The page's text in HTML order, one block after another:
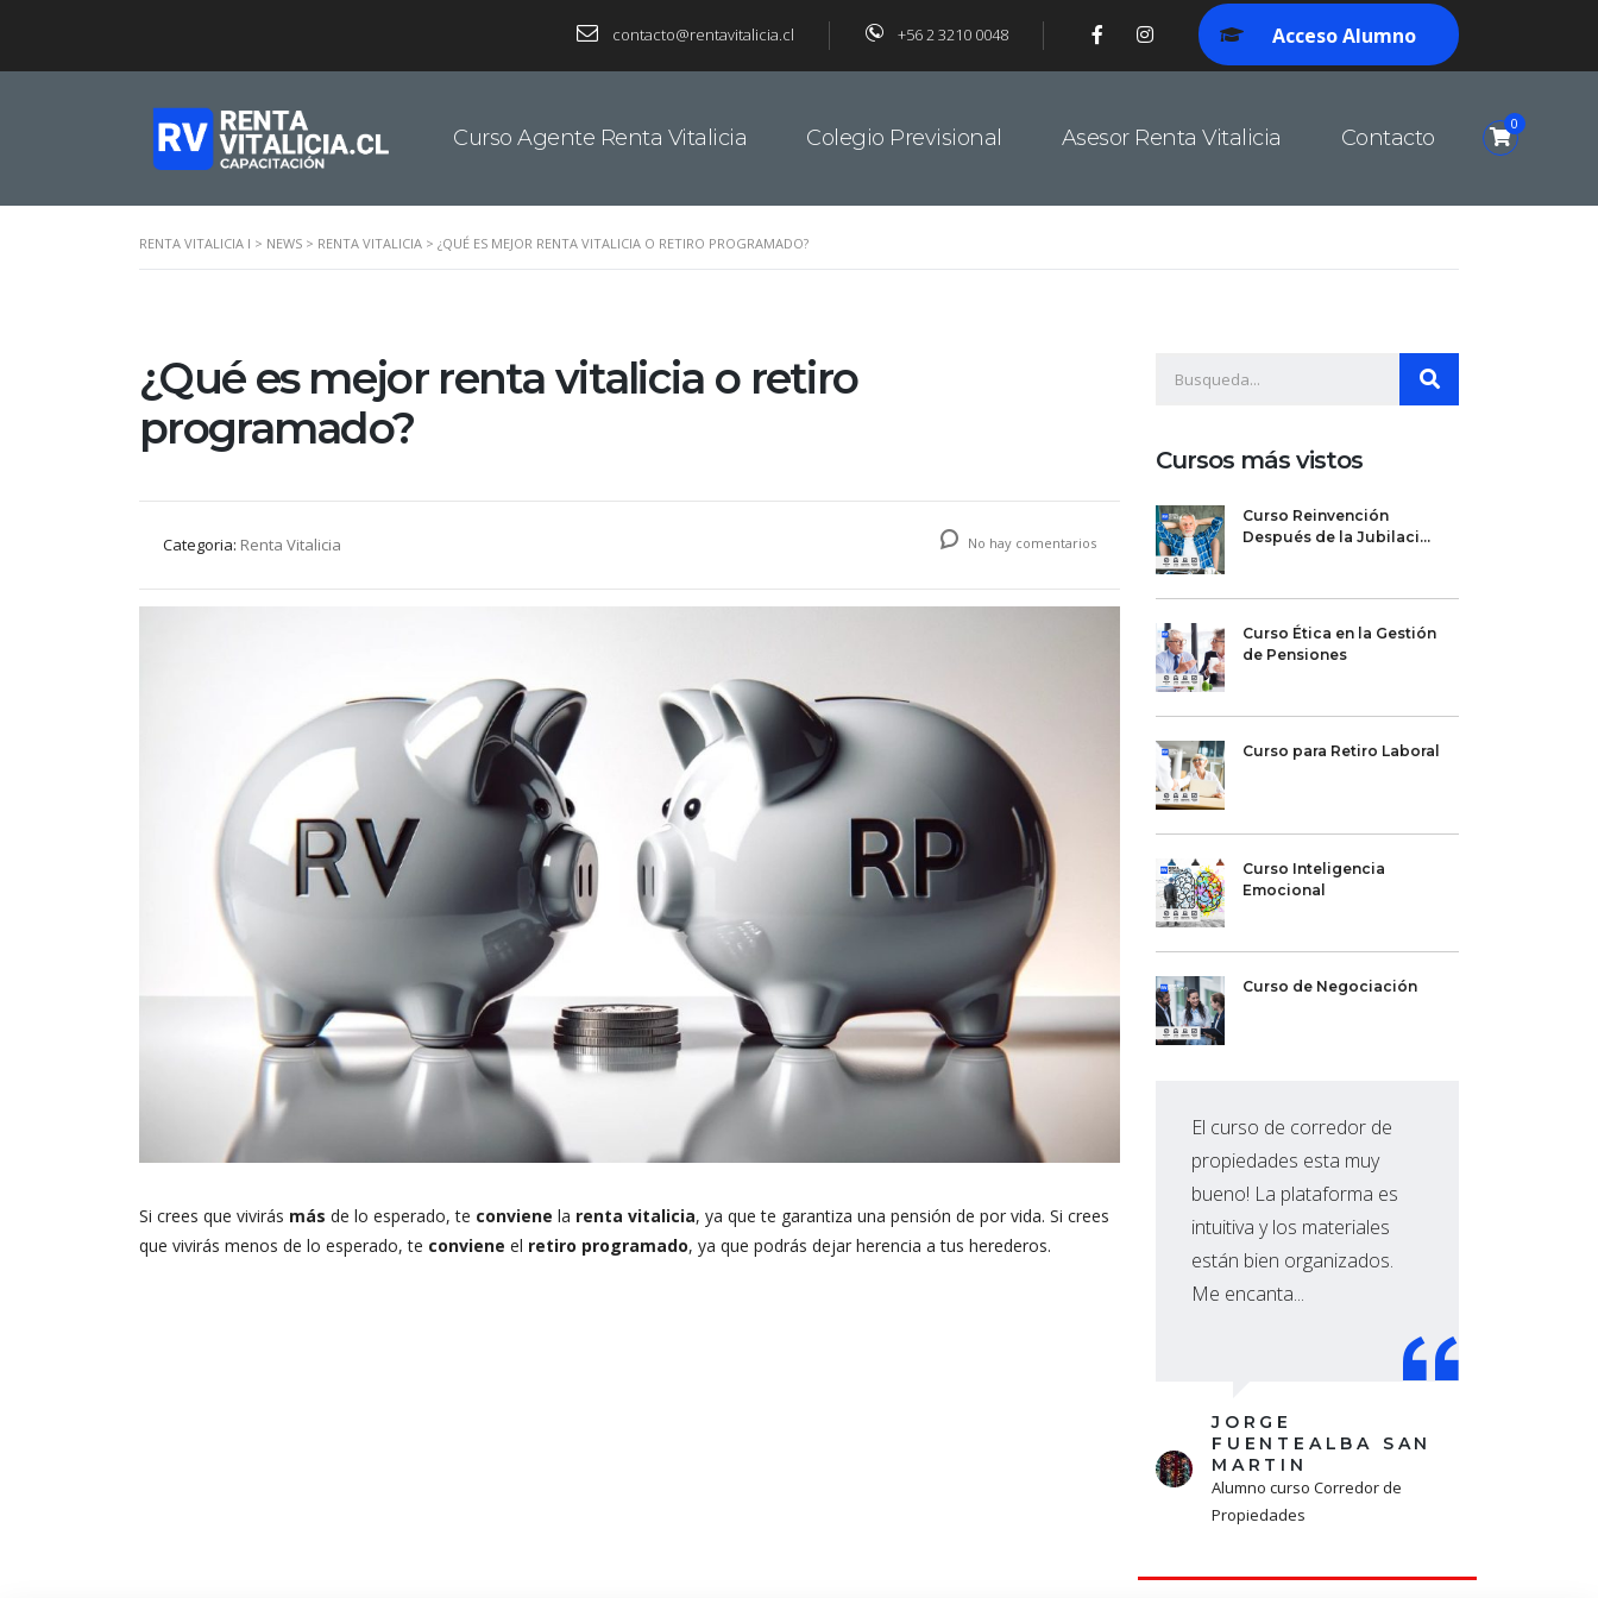
contacto@rentavitalicia.cl +56 2 3210 0048 Acceso Alumno
Curso Agente Renta Vitalicia Colegio Previsional Asesor Renta Vitalicia Contacto
0
RENTA VITALICIA I > NEWS > RENTA VITALICIA > ¿QUÉ ES MEJOR RENTA VITALICIA O RETIRO PROGRAMADO?
¿Qué es mejor renta vitalicia o retiro
programado?
Categoria: Renta Vitalicia No hay comentarios
Si crees que vivirás más de lo esperado, te conviene la renta vitalicia, ya que te garantiza una pensión de por vida. Si crees
que vivirás menos de lo esperado, te conviene el retiro programado, ya que podrás dejar herencia a tus herederos.
Cursos más vistos
Curso Reinvención
Después de la Jubilaci...
Curso Ética en la Gestión
de Pensiones
Curso para Retiro Laboral
Curso Inteligencia
Emocional
Curso de Negociación
La variedad de cursos es
impresionante. He podido
necesitaba para mi
capacitación, lo que ha
superado mis expectativas.
la estructura del curso
están a la par de cualquier
El curso de corredor de
propiedades esta muy
bueno! La plataforma es
intuitiva y los materiales
están bien organizados.
Me encanta...
JORGE
FUENTEALBA SAN
MARTIN
Alumno curso Corredor de
Propiedades